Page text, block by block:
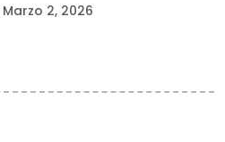
Marzo 2, 2026